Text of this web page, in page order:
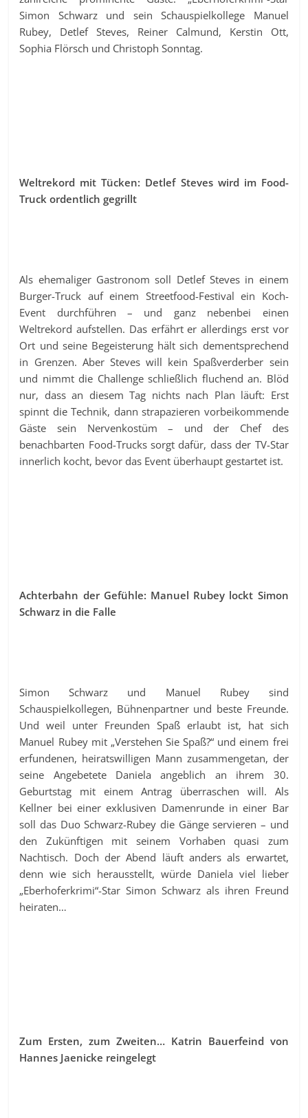
Simon Schwarz und sein Schauspielkollege Manuel
Rubey, Detlef Steves, Reiner Calmund, Kerstin Ott,
Sophia Flörsch und Christoph Sonntag.
Weltrekord mit Tücken: Detlef Steves wird im Food-
Truck ordentlich gegrillt
Als ehemaliger Gastronom soll Detlef Steves in einem
Burger-Truck auf einem Streetfood-Festival ein Koch-
Event durchführen – und ganz nebenbei einen
Weltrekord aufstellen. Das erfährt er allerdings erst vor
Ort und seine Begeisterung hält sich dementsprechend
in Grenzen. Aber Steves will kein Spaßverderber sein
und nimmt die Challenge schließlich fluchend an. Blöd
nur, dass an diesem Tag nichts nach Plan läuft: Erst
spinnt die Technik, dann strapazieren vorbeikommende
Gäste sein Nervenkostüm – und der Chef des
benachbarten Food-Trucks sorgt dafür, dass der TV-Star
innerlich kocht, bevor das Event überhaupt gestartet ist.
Achterbahn der Gefühle: Manuel Rubey lockt Simon
Schwarz in die Falle
Simon Schwarz und Manuel Rubey sind
Schauspielkollegen, Bühnenpartner und beste Freunde.
Und weil unter Freunden Spaß erlaubt ist, hat sich
Manuel Rubey mit „Verstehen Sie Spaß?“ und einem frei
erfundenen, heiratswilligen Mann zusammengetan, der
seine Angebetete Daniela angeblich an ihrem 30.
Geburtstag mit einem Antrag überraschen will. Als
Kellner bei einer exklusiven Damenrunde in einer Bar
soll das Duo Schwarz-Rubey die Gänge servieren – und
den Zukünftigen mit seinem Vorhaben quasi zum
Nachtisch. Doch der Abend läuft anders als erwartet,
denn wie sich herausstellt, würde Daniela viel lieber
„Eberhoferkrimi“-Star Simon Schwarz als ihren Freund
heiraten…
Zum Ersten, zum Zweiten… Katrin Bauerfeind von
Hannes Jaenicke reingelegt